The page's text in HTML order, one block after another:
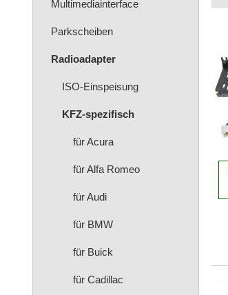
Multimediainterface
Parkscheiben
Radioadapter
ISO-Einspeisung
KFZ-spezifisch
für Acura
für Alfa Romeo
für Audi
für BMW
für Buick
für Cadillac